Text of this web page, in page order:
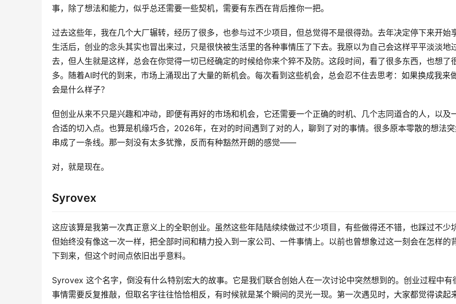
事，除了想法和能力，似乎总还需要一些契机，需要有东西在背后推你一把。
过去这些年，我在几个大厂辗转，经历了很多，也参与过不少项目，但总觉得不是很得劲。去年决定停下来开始
生活后，创业的念头其实也冒出来过，只是很快被生活里的各种事情压了下去。我原以为自己会这样平平淡淡地
去，但人生就是这样，总会在你觉得一切已经确定的时候给你来个猝不及防。这段时间，看了很多东西，也想了
多。随着AI时代的到来，市场上涌现出了大量的新机会。每次看到这些机会，总会忍不住去思考：如果换成我来做
会是什么样子？
但创业从来不只是兴趣和冲动，即便有再好的市场和机会，它还需要一个正确的时机、几个志同道合的人，以及
合适的切入点。也算是机缘巧合，2026年，在对的时间遇到了对的人，聊到了对的事情。很多原本零散的想法
串成了一条线。那一刻没有太多犹豫，反而有种豁然开朗的感觉——
对，就是现在。
Syrovex
这应该算是我第一次真正意义上的全职创业。虽然这些年陆陆续续做过不少项目，有些做得还不错，也踩过不少坑
但始终没有像这一次一样，把全部时间和精力投入到一家公司、一件事情上。以前也曾想象过这一刻会在怎样的
下到来，但这个时间点依旧出乎意料。
Syrovex 这个名字，倒没有什么特别宏大的故事。它是我们联合创始人在一次讨论中突然想到的。创业过程中有
事情需要反复推敲，但取名字往往恰恰相反，有时候就是某个瞬间的灵光一现。第一次遇见时，大家都觉得读起